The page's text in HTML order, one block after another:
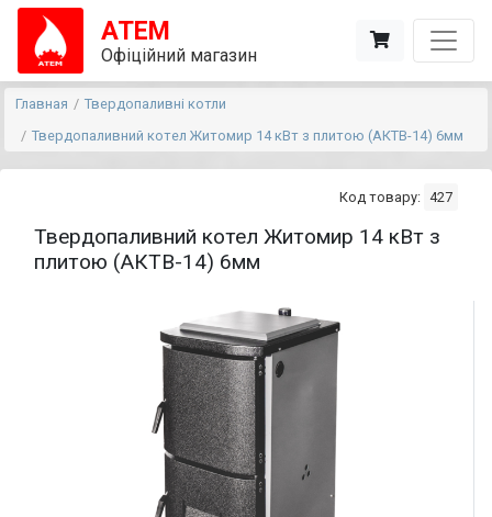
АТЕМ
Офіційний магазин
Главная
Твердопаливні котли
Твердопаливний котел Житомир 14 кВт з плитою (АКТВ-14) 6мм
Код товару: 427
Твердопаливний котел Житомир 14 кВт з
плитою (АКТВ-14) 6мм